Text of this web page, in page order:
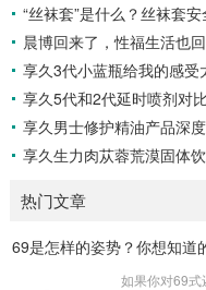
“丝袜套”是什么？丝袜套安
晨博回来了，性福生活也
享久3代小蓝瓶给我的感受
享久5代和2代延时喷剂对
享久男士修护精油产品深
享久生力肉苁蓉荒漠固体
热门文章
69是怎样的姿势？你想知道
如果你对69式